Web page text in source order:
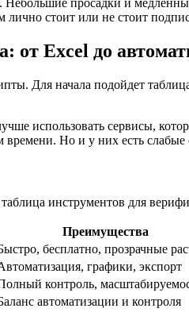
Небольшие просадки и
стоит или не стоит
от Excel до
Для начала подойдет
использовать сервисы,
времени. Но и у них есть
инструментов для
Преимущества
бесплатно, прозрачные
графики, экспорт
контроль,
автоматизации и контроля